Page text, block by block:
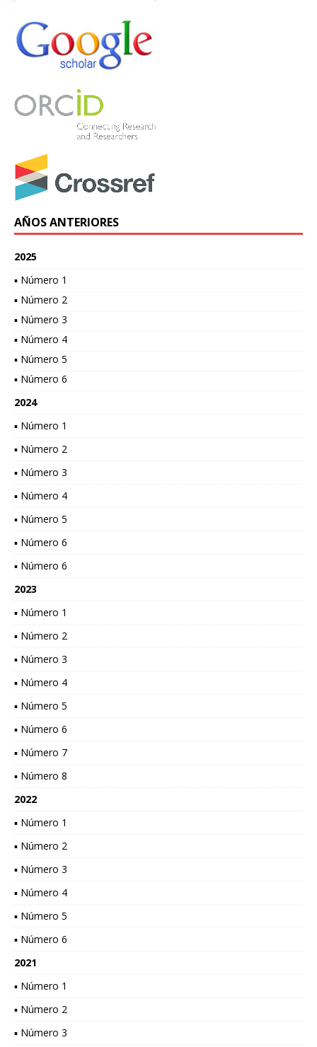
AÑOS ANTERIORES
2025
▪ Número 1
▪ Número 2
▪ Número 3
▪ Número 4
▪ Número 5
▪ Número 6
2024
▪ Número 1
▪ Número 2
▪ Número 3
▪ Número 4
▪ Número 5
▪ Número 6
▪ Número 6
2023
▪ Número 1
▪ Número 2
▪ Número 3
▪ Número 4
▪ Número 5
▪ Número 6
▪ Número 7
▪ Número 8
2022
▪ Número 1
▪ Número 2
▪ Número 3
▪ Número 4
▪ Número 5
▪ Número 6
2021
▪ Número 1
▪ Número 2
▪ Número 3